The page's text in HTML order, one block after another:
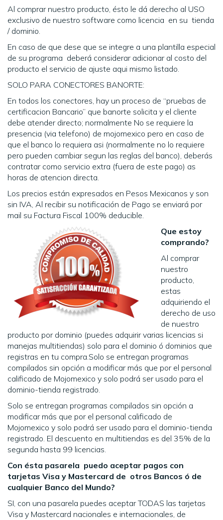
Al comprar nuestro producto, ésto le dá derecho al USO
exclusivo de nuestro software como licencia en su tienda
/ dominio.
En caso de que dese que se integre a una plantilla especial
de su programa deberá considerar adicionar al costo del
producto el servicio de ajuste aqui mismo listado.
SOLO PARA CONECTORES BANORTE:
En todos los conectores, hay un proceso de “pruebas de
certificacion Bancario” que banorte solicita y el cliente
debe atender directo; normalmente No se requiere la
presencia (via telefono) de mojomexico pero en caso de
que el banco lo requiera asi (normalmente no lo requiere
pero pueden cambiar segun las reglas del banco), deberás
contratar como servicio extra (fuera de este pago) as
horas de atencion directa.
Los precios están expresados en Pesos Mexicanos y son
sin IVA, Al recibir su notificación de Pago se enviará por
mail su Factura Fiscal 100% deducible.
Que estoy
comprando?
Al comprar
nuestro
producto,
estas
adquiriendo el
derecho de uso
de nuestro
producto por dominio (puedes adquirir varias licencias si
manejas multitiendas) solo para el dominio ó dominios que
registras en tu compra.Solo se entregan programas
compilados sin opción a modificar más que por el personal
calificado de Mojomexico y solo podrá ser usado para el
dominio-tienda registrado.
Solo se entregan programas compilados sin opción a
modificar más que por el personal calificado de
Mojomexico y solo podrá ser usado para el dominio-tienda
registrado. El descuento en multitiendas es del 35% de la
segunda hasta 99 licencias.
Con ésta pasarela puedo aceptar pagos con
tarjetas Visa y Mastercard de otros Bancos ó de
cualquier Banco del Mundo?
SI, con una pasarela puedes aceptar TODAS las tarjetas
Visa y Mastercard nacionales e internacionales, de